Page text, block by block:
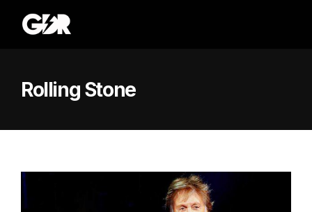
Rolling Stone